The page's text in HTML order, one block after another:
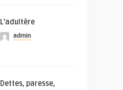
L’adultère
admin
Dettes, paresse,